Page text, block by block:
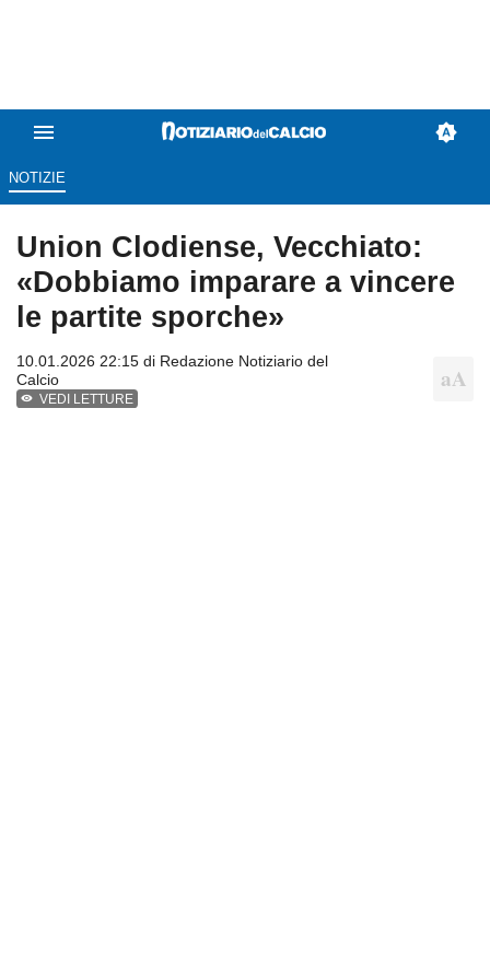
NOTIZIE
Union Clodiense, Vecchiato:
«Dobbiamo imparare a vincere
le partite sporche»
10.01.2026 22:15 di Redazione Notiziario del
Calcio
VEDI LETTURE